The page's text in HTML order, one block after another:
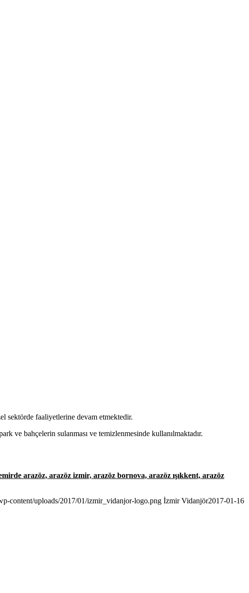
sektörde faaliyetlerine devam etmektedir.
ve bahçelerin sulanması ve temizlenmesinde kullanılmaktadır.
arazöz, arazöz izmir, arazöz bornova, arazöz ışıkkent, arazöz
content/uploads/2017/01/izmir_vidanjor-logo.png İzmir Vidanjör2017-01-16